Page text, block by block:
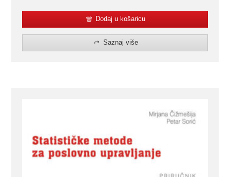
Dodaj u košaricu
Saznaj više